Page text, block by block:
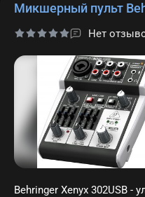
Микшерный пульт
Нет
Behringer Xenyx 302USB -